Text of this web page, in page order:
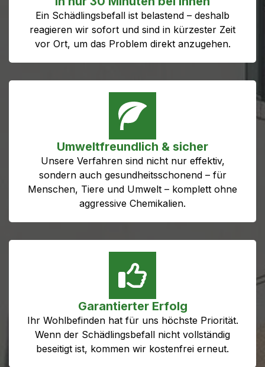
Ein Schädlingsbefall ist belastend – deshalb
reagieren wir sofort und sind in kürzester Zeit
vor Ort, um das Problem direkt anzugehen.
Umweltfreundlich & sicher
Unsere Verfahren sind nicht nur effektiv,
sondern auch gesundheitsschonend – für
Menschen, Tiere und Umwelt – komplett ohne
aggressive Chemikalien.
Garantierter Erfolg
Ihr Wohlbefinden hat für uns höchste Priorität.
Wenn der Schädlingsbefall nicht vollständig
beseitigt ist, kommen wir kostenfrei erneut.